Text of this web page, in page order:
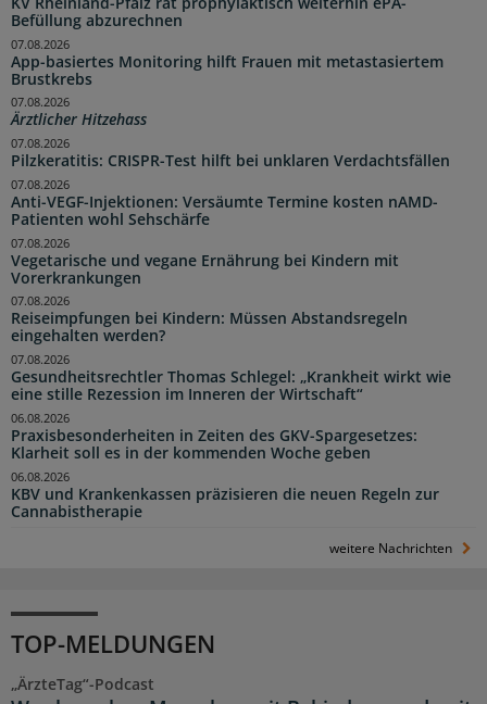
Befüllung abzurechnen
App-basiertes Monitoring hilft Frauen mit metastasiertem
Brustkrebs
07.08.2026
Ärztlicher Hitzehass
07.08.2026
Pilzkeratitis: CRISPR-Test hilft bei unklaren Verdachtsfällen
07.08.2026
Anti-VEGF-Injektionen: Versäumte Termine kosten nAMD-
Patienten wohl Sehschärfe
07.08.2026
Vegetarische und vegane Ernährung bei Kindern mit
Vorerkrankungen
07.08.2026
Reiseimpfungen bei Kindern: Müssen Abstandsregeln
eingehalten werden?
07.08.2026
Gesundheitsrechtler Thomas Schlegel: „Krankheit wirkt wie
eine stille Rezession im Inneren der Wirtschaft“
07.08.2026
Praxisbesonderheiten in Zeiten des GKV-Spargesetzes:
Klarheit soll es in der kommenden Woche geben
06.08.2026
KBV und Krankenkassen präzisieren die neuen Regeln zur
Cannabistherapie
06.08.2026
weitere Nachrichten
TOP-MELDUNGEN
„ÄrzteTag“-Podcast